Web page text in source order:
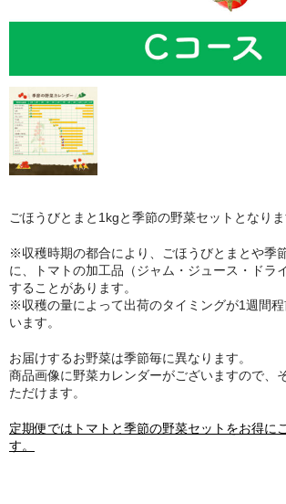
ごほうびとまと1kgと季節の野菜セットとなりま
※収穫時期の都合により、ごほうびとまとや季
に、トマトの加工品（ジャム・ジュース・ドラ
することがあります。
※収穫の量によって出荷のタイミングが1週間
います。
お届けするお野菜は季節毎に異なります。
商品画像に野菜カレンダーがございますので、
ただけます。
定期便ではトマトと季節の野菜セットをお得に
す。